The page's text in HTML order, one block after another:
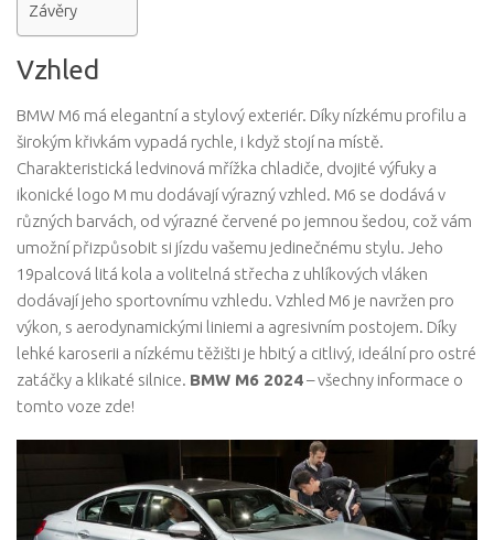
Závěry
Vzhled
BMW M6 má elegantní a stylový exteriér. Díky nízkému profilu a
širokým křivkám vypadá rychle, i když stojí na místě.
Charakteristická ledvinová mřížka chladiče, dvojité výfuky a
ikonické logo M mu dodávají výrazný vzhled. M6 se dodává v
různých barvách, od výrazné červené po jemnou šedou, což vám
umožní přizpůsobit si jízdu vašemu jedinečnému stylu. Jeho
19palcová litá kola a volitelná střecha z uhlíkových vláken
dodávají jeho sportovnímu vzhledu. Vzhled M6 je navržen pro
výkon, s aerodynamickými liniemi a agresivním postojem. Díky
lehké karoserii a nízkému těžišti je hbitý a citlivý, ideální pro ostré
zatáčky a klikaté silnice. BMW M6 2024– všechny informace o
tomto voze zde!